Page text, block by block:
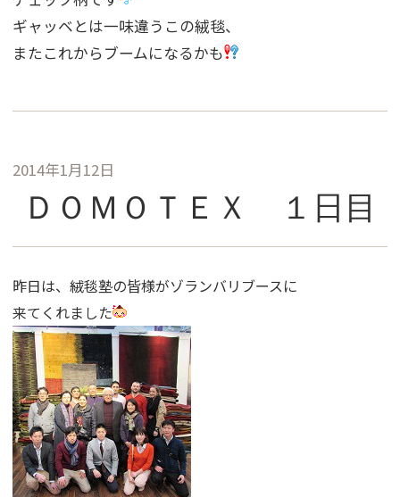
ギャッベとは一味違うこの絨毯、
またこれからブームになるかも
2014年1月12日
ＤＯＭＯＴＥＸ １日目
昨日は、絨毯塾の皆様がゾランバリブースに
来てくれました